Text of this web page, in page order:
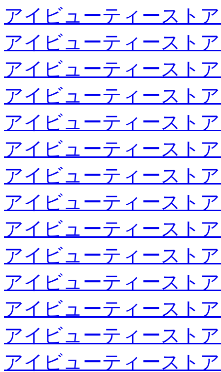
アイビューティースト
アイビューティースト
アイビューティースト
アイビューティースト
アイビューティースト
アイビューティースト
アイビューティースト
アイビューティースト
アイビューティースト
アイビューティースト
アイビューティースト
アイビューティースト
アイビューティースト
アイビューティースト